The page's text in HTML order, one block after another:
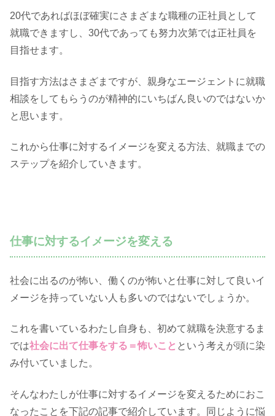
20代であればほぼ確実にさまざまな職種の正社員として
就職できますし、30代であっても努力次第では正社員を
目指せます。
目指す方法はさまざまですが、親身なエージェントに就職
相談をしてもらうのが精神的にいちばん良いのではないか
と思います。
これから仕事に対するイメージを変える方法、就職までの
ステップを紹介していきます。
仕事に対するイメージを変える
社会に出るのが怖い、働くのが怖いと仕事に対して良いイ
メージを持っていない人も多いのではないでしょうか。
これを書いているわたし自身も、初めて就職を決意するま
では社会に出て仕事をする＝怖いこと という考えが頭に染
み付いていました。
そんなわたしが仕事に対するイメージを変えるためにおこ
なったことを下記の記事で紹介しています。同じように悩